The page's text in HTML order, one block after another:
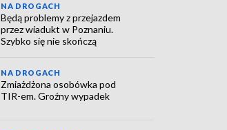
NA DROGACH
Będą problemy z przejazdem
przez wiadukt w Poznaniu.
Szybko się nie skończą
NA DROGACH
Zmiażdżona osobówka pod
TIR-em. Groźny wypadek